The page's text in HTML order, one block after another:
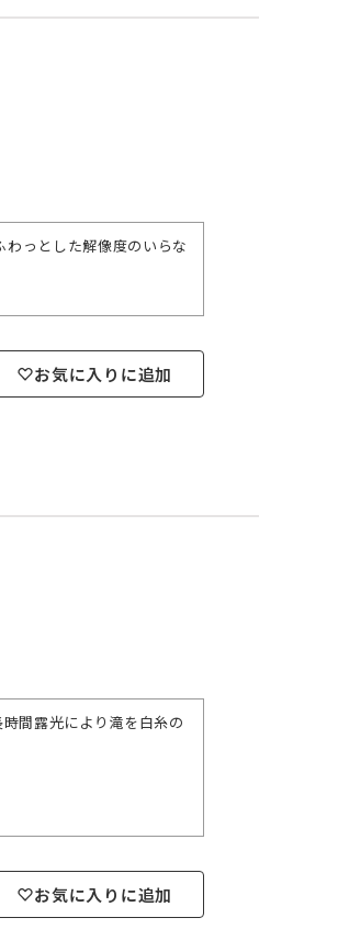
っとした解像度のいらな
お気に入りに追加
間露光により滝を白糸の
お気に入りに追加